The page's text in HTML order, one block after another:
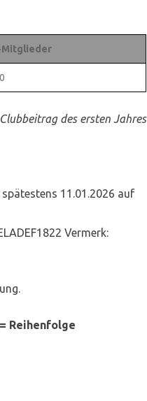
Mitglieder
des ersten Jahres
11.01.2026 auf
Vermerk:
Reihenfolge